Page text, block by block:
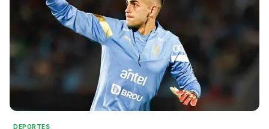
DEPORTES